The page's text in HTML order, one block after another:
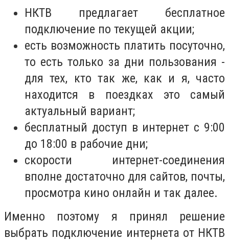
НКТВ предлагает бесплатное
подключение по текущей акции;
есть возможность платить посуточно,
то есть только за дни пользования -
для тех, кто так же, как и я, часто
находится в поездках это самый
актуальный вариант;
бесплатный доступ в интернет с 9:00
до 18:00 в рабочие дни;
скорости интернет-соединения
вполне достаточно для сайтов, почты,
просмотра кино онлайн и так далее.
Именно поэтому я принял решение
выбрать подключение интернета от НКТВ